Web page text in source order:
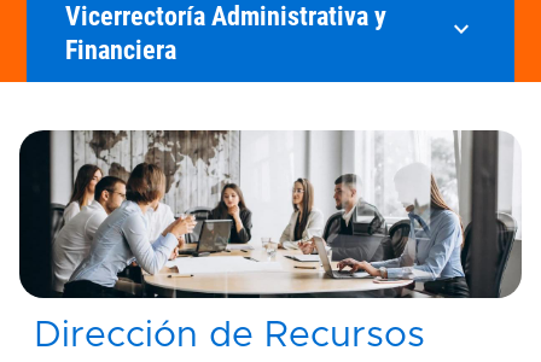
Vicerrectoría Administrativa y
Financiera
expand_more
Dirección Financiera
Dirección de Servicios Generales
Dirección de Bienestar
Dirección de Recursos